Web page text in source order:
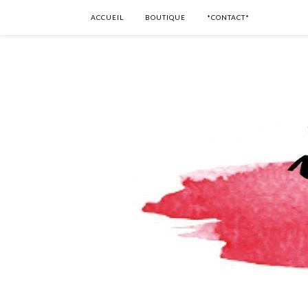
ACCUEIL BOUTIQUE *CONTACT*